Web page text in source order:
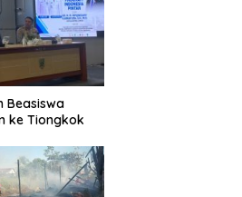
Beasiswa
ke Tiongkok